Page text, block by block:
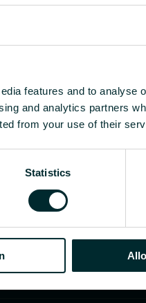
features and to analyse
and analytics partners
from your use of their
Statistics